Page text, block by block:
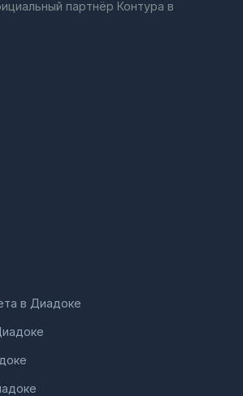
партнёр Контура в
в Диадоке